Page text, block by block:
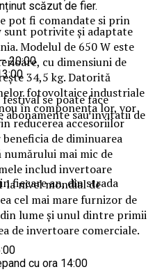
scăzut de fier.
potrivite și adaptate
Modelul de 650 W este
cu dimensiuni de
34,5 kg. Datorită
fotovoltaice industriale
în componența lor, vor
reducerea accesoriilor
de diminuarea
mai mic de
includ invertoare
nivel mondial de
cel mai mare furnizor de
lume și unul dintre primii
de invertoare comerciale.
pot fi comandate si prin
20:00
se poate face
abonamente sau invitatii de
fiecare an, din strada
cu ora 14:00